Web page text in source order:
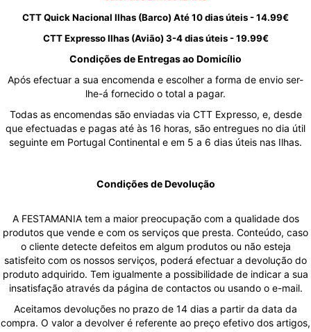
CTT Quick Nacional Ilhas (Barco) Até 10 dias úteis - 14.99€
CTT Expresso Ilhas (Avião) 3-4 dias úteis - 19.99€
Condições de Entregas ao Domicílio
Após efectuar a sua encomenda e escolher a forma de envio ser-
lhe-á fornecido o total a pagar.
Todas as encomendas são enviadas via CTT Expresso, e, desde
que efectuadas e pagas até às 16 horas, são entregues no dia útil
seguinte em Portugal Continental e em 5 a 6 dias úteis nas Ilhas.
Condições de Devolução
A FESTAMANIA tem a maior preocupação com a qualidade dos
produtos que vende e com os serviços que presta. Conteúdo, caso
o cliente detecte defeitos em algum produtos ou não esteja
satisfeito com os nossos serviços, poderá efectuar a devolução do
produto adquirido. Tem igualmente a possibilidade de indicar a sua
insatisfação através da página de contactos ou usando o e-mail.
Aceitamos devoluções no prazo de 14 dias a partir da data da
compra. O valor a devolver é referente ao preço efetivo dos artigos,